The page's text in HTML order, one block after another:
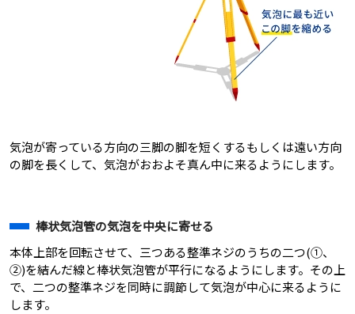
気泡が寄っている方向の三脚の脚を短くするもしくは遠い方向
の脚を長くして、気泡がおおよそ真ん中に来るようにします。
棒状気泡管の気泡を中央に寄せる
本体上部を回転させて、三つある整準ネジのうちの二つ(①、
②)を結んだ線と棒状気泡管が平行になるようにします。その上
で、二つの整準ネジを同時に調節して気泡が中心に来るように
します。